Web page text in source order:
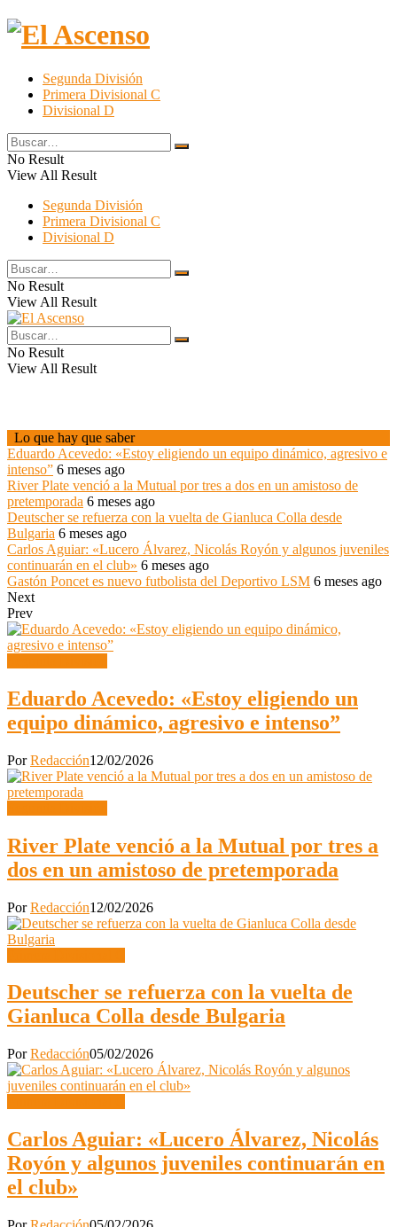
Segunda División
Primera Divisional C
Divisional D
No Result
View All Result
Segunda División
Primera Divisional C
Divisional D
No Result
View All Result
No Result
View All Result
Lo que hay que saber
Eduardo Acevedo: «Estoy eligiendo un equipo dinámico, agresivo e
intenso” 6 meses ago
River Plate venció a la Mutual por tres a dos en un amistoso de
pretemporada 6 meses ago
Deutscher se refuerza con la vuelta de Gianluca Colla desde
Bulgaria 6 meses ago
Carlos Aguiar: «Lucero Álvarez, Nicolás Royón y algunos juveniles
continuarán en el club» 6 meses ago
Gastón Poncet es nuevo futbolista del Deportivo LSM 6 meses ago
Next
Prev
Eduardo Acevedo: «Estoy eligiendo un
equipo dinámico, agresivo e intenso”
PorRedacción12/02/2026
River Plate venció a la Mutual por tres a
dos en un amistoso de pretemporada
PorRedacción12/02/2026
Deutscher se refuerza con la vuelta de
Gianluca Colla desde Bulgaria
PorRedacción05/02/2026
Carlos Aguiar: «Lucero Álvarez, Nicolás
Royón y algunos juveniles continuarán en
el club»